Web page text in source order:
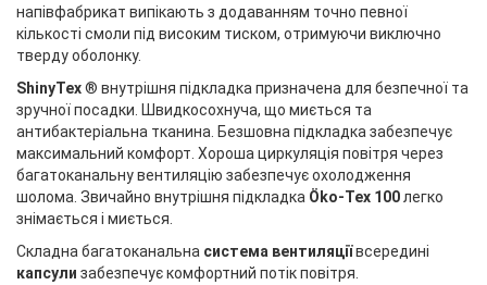
напівфабрикат випікають з додаванням точно певної
кількості смоли під високим тиском, отримуючи виключно
тверду оболонку.
ShinyTex® внутрішня підкладка призначена для безпечної та
зручної посадки. Швидкосохнуча, що миється та
антибактеріальна тканина. Безшовна підкладка забезпечує
максимальний комфорт. Хороша циркуляція повітря через
багатоканальну вентиляцію забезпечує охолодження
шолома. Звичайно внутрішня підкладка Öko-Tex 100легко
знімається і миється.
Складна багатоканальна система вентиляціївсередині
капсули забезпечує комфортний потік повітря.